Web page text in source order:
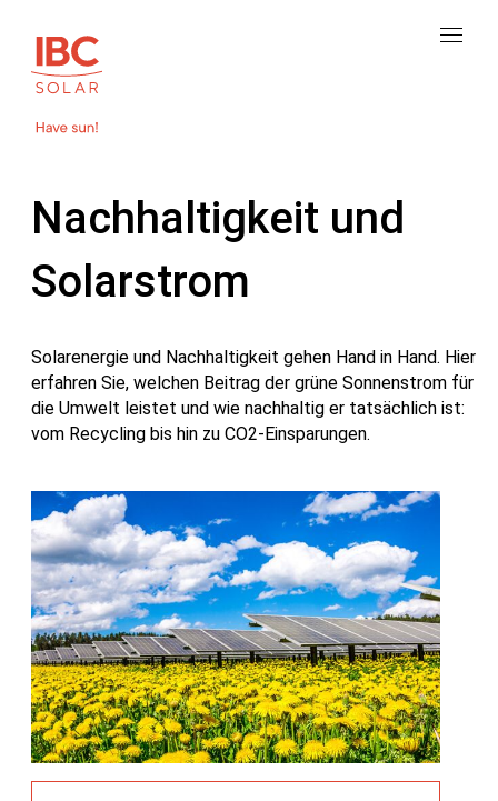
Nachhaltigkeit und
Solarstrom
Solarenergie und Nachhaltigkeit gehen Hand in Hand. Hier
erfahren Sie, welchen Beitrag der grüne Sonnenstrom für
die Umwelt leistet und wie nachhaltig er tatsächlich ist:
vom Recycling bis hin zu CO2-Einsparungen.